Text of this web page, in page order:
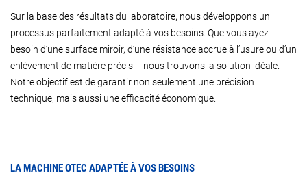
Sur la base des résultats du laboratoire, nous développons un
processus parfaitement adapté à vos besoins. Que vous ayez
besoin d’une surface miroir, d’une résistance accrue à l’usure ou d’un
enlèvement de matière précis – nous trouvons la solution idéale.
Notre objectif est de garantir non seulement une précision
technique, mais aussi une efficacité économique.
LA MACHINE OTEC ADAPTÉE À VOS BESOINS